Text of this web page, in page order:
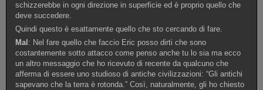
schizzerebbe in ogni direzione in superficie ed è proprio quello che
deve succedere.
Quindi questo è esattamente quello che sto cercando di fare.
Mal : Nel fare quello che faccio Eric posso dirti che sono
costantemente sotto attacco come penso anche tu lo sia ma ecco
un altro messaggio che ho ricevuto di recente da qualcuno che
afferma di essere uno studioso di antiche civilizzazioni: “Gli antichi
sapevano che la terra è rotonda.” Così, naturalmente, gli ho chiesto